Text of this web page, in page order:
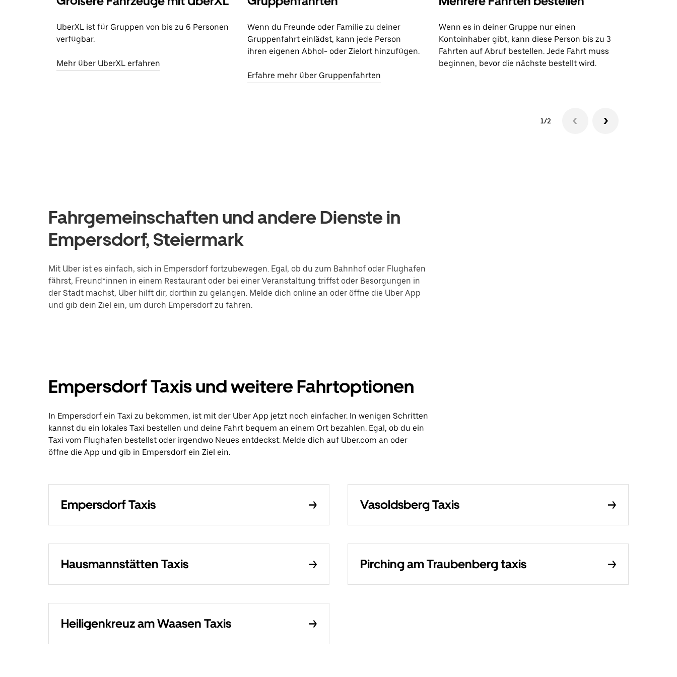
UberXL ist für Gruppen von bis zu 6 Personen
verfügbar.
Mehr über UberXL erfahren
Wenn du Freunde oder Familie zu deiner
Gruppenfahrt einlädst, kann jede Person
ihren eigenen Abhol- oder Zielort hinzufügen.
Erfahre mehr über Gruppenfahrten
Wenn es in deiner Gruppe nur einen
Kontoinhaber gibt, kann diese Person bis zu 3
Fahrten auf Abruf bestellen. Jede Fahrt muss
beginnen, bevor die nächste bestellt wird.
1/2
Fahrgemeinschaften und andere Dienste in
Empersdorf, Steiermark
Mit Uber ist es einfach, sich in Empersdorf fortzubewegen. Egal, ob du zum Bahnhof oder Flughafen
fährst, Freund*innen in einem Restaurant oder bei einer Veranstaltung triffst oder Besorgungen in
der Stadt machst, Uber hilft dir, dorthin zu gelangen. Melde dich online an oder öffne die Uber App
und gib dein Ziel ein, um durch Empersdorf zu fahren.
Empersdorf Taxis und weitere Fahrtoptionen
In Empersdorf ein Taxi zu bekommen, ist mit der Uber App jetzt noch einfacher. In wenigen Schritten
kannst du ein lokales Taxi bestellen und deine Fahrt bequem an einem Ort bezahlen. Egal, ob du ein
Taxi vom Flughafen bestellst oder irgendwo Neues entdeckst: Melde dich auf Uber.com an oder
öffne die App und gib in Empersdorf ein Ziel ein.
Empersdorf Taxis Vasoldsberg Taxis
Hausmannstätten Taxis Pirching am Traubenberg taxis
Heiligenkreuz am Waasen Taxis